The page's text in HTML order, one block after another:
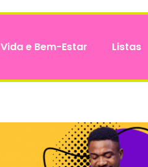
Vida e Bem-Estar Listas